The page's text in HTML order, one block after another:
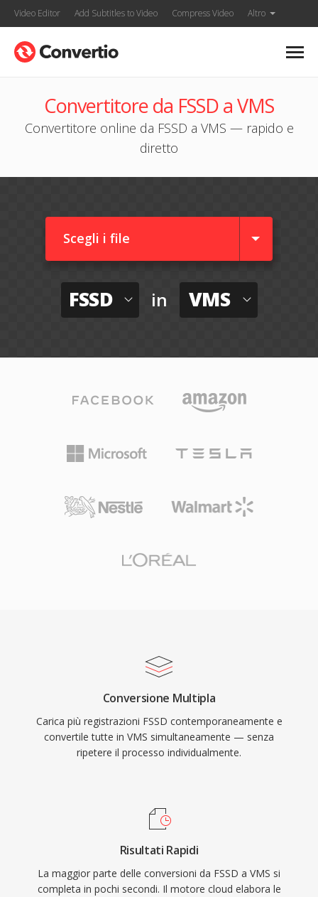
Video Editor Add Subtitles to Video Compress Video Altro
Convertitore da FSSD a VMS
Convertitore online da FSSD a VMS — rapido e
diretto
Scegli i file
FSSD in VMS
Conversione Multipla
Carica più registrazioni FSSD contemporaneamente e
convertile tutte in VMS simultaneamente — senza
ripetere il processo individualmente.
Risultati Rapidi
La maggior parte delle conversioni da FSSD a VMS si
completa in pochi secondi. Il motore cloud elabora le